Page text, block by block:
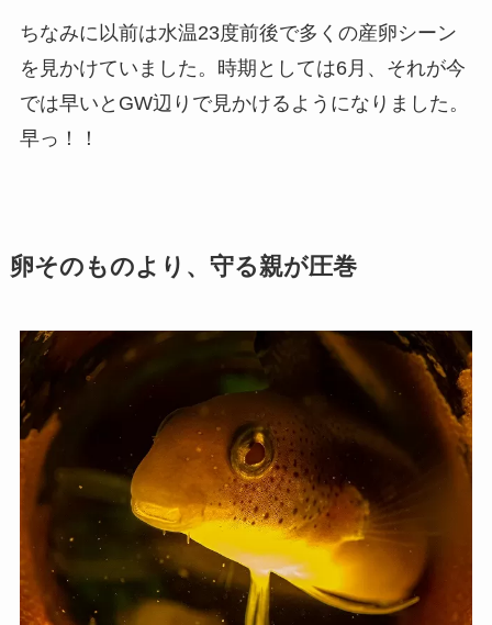
ちなみに以前は水温23度前後で多くの産卵シーン
を見かけていました。時期としては6月、それが今
では早いとGW辺りで見かけるようになりました。
早っ！！
卵そのものより、守る親が圧巻